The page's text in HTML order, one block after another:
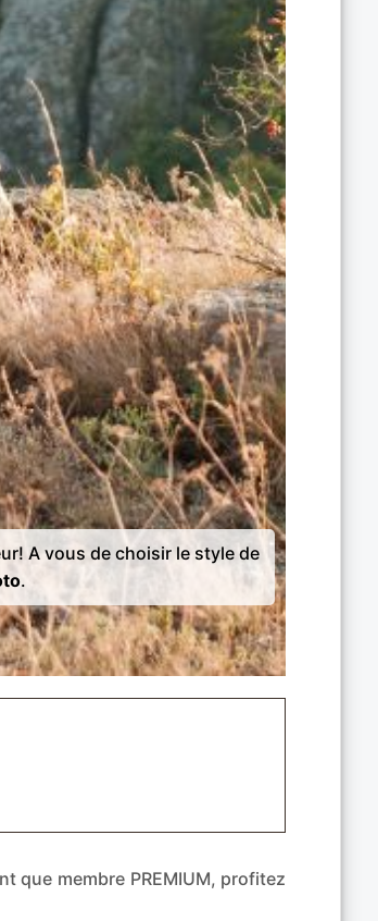
A vous de choisir le style de
.
que membre PREMIUM, profitez